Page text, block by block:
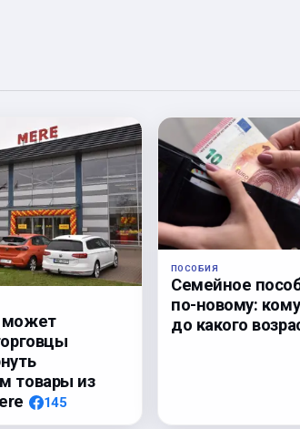
может
товары из
145
ПОСОБИЯ
Семейное
по-новому:
до какого